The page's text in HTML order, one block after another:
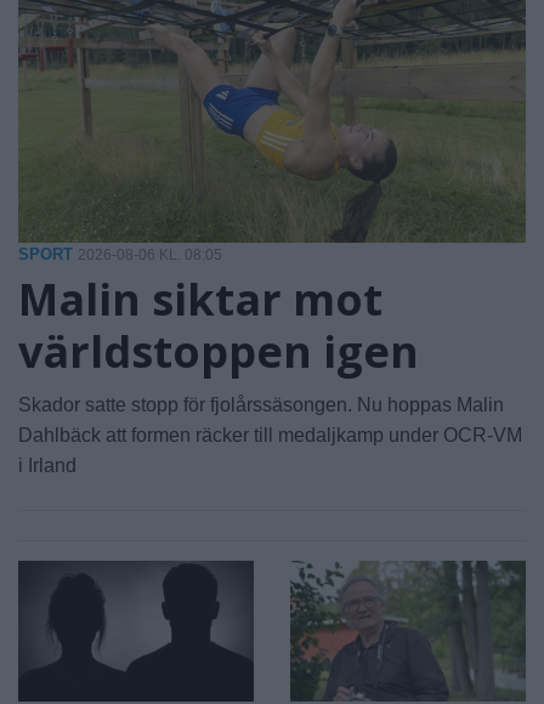
SPORT 2026-08-06 KL. 08:05
Malin siktar mot
världstoppen igen
Skador satte stopp för fjolårssäsongen. Nu hoppas Malin
Dahlbäck att formen räcker till medaljkamp under OCR-VM
i Irland